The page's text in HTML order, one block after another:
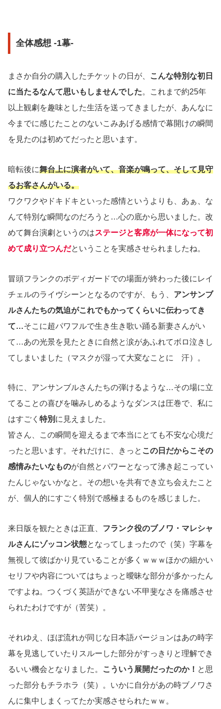
全体感想 -1幕-
まさか自分の購入したチケットの日が、
こんな特別な初日
に当たるなんて思いもしませんでした。これまで約25年
以上観劇を趣味とした生活を送ってきましたが、あんなに
今までに感じたことのないこみあげる感情で幕開けの瞬間
を見たのは初めてだったと思います。
暗転後に舞台上に演者がいて、音楽が鳴って、そして見守
るお客さんがいる。
ワクワクやドキドキといった感情というよりも、あぁ、な
んて特別な瞬間なのだろうと…心の底から思いました。改
めて舞台演劇というのはステージと客席が一体になって初
めて成り立つんだということを実感させられましたね。
冒頭フランクのボディガードでの場面が終わった後にレイ
チェルのライヴシーンとなるのですが、もう、 アンサンブ
ルさんたちの気迫がこれでもかってくらいに伝わってき
て…そこに超パワフルで生き生き歌い踊る新妻さんがい
て…あの光景を見たときに自然と涙があふれてボロ泣きし
てしまいました（マスクが湿って大変なことに 汗）。
特に、アンサンブルさんたちの弾けるような…その場に立
てることの喜びを噛みしめるようなダンスは圧巻で、私に
はすごく 特別 に見えました。
皆さん、この瞬間を迎えるまで本当にとても不安な心境だ
ったと思います。それだけに、きっと この日だからこその
感情みたいなものが自然とパワーとなって沸き起こってい
たんじゃないかなと。その想いを共有でき立ち会えたこと
が、個人的にすごく特別で感極まるものを感じました。
来日版を観たときは正直、 フランク役のブノワ・マレシャ
ルさんにゾッコン状態となってしまったので（笑）字幕を
無視して彼ばかり見ていることが多くｗｗｗほかの細かい
セリフや内容についてはちょっと曖昧な部分が多かったん
ですよね。つくづく英語ができない不甲斐なさを痛感させ
られたわけですが（苦笑）。
それゆえ、ほぼ流れが同じな日本語バージョンはあの時字
幕を見逃していたりスルーした部分がすっきりと理解でき
るいい機会となりました。
こういう展開だったのか！ と思
った部分もチラホラ（笑）。いかに自分があの時ブノワさ
んに集中しまくってたか実感させられたｗｗ。